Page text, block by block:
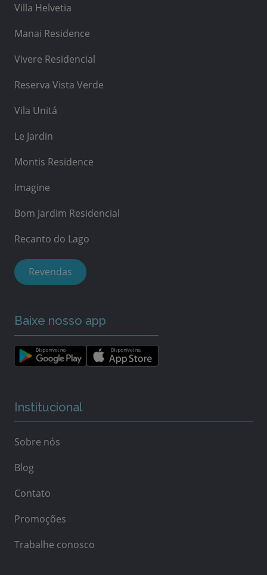
Villa Helvetia
Manai Residence
Vivere Residencial
Reserva Vista Verde
Vila Unitá
Le Jardin
Montis Residence
Imagine
Bom Jardim Residencial
Recanto do Lago
Revendas
Baixe nosso app
Institucional
Sobre nós
Blog
Contato
Promoções
Trabalhe conosco